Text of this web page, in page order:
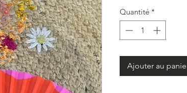
Quantité *
Ajouter au